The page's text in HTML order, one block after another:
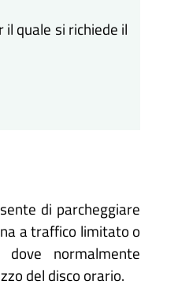
quale si richiede il
di parcheggiare
a traffico limitato o
normalmente
del disco orario.